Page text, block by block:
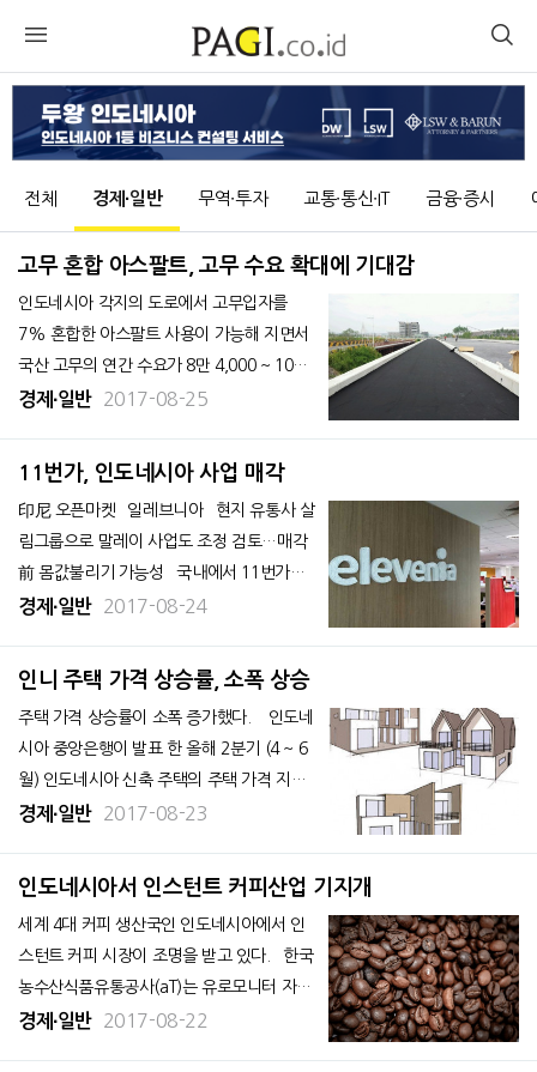
전체 경제∙일반 무역∙투자 교통∙통신∙IT 금융∙증시
고무 혼합 아스팔트, 고무 수요 확대에 기대감
인도네시아 각지의 도로에서 고무입자를
7% 혼합한 아스팔트 사용이 가능해 지면서
국산 고무의 연간 수요가 8만 4,000 ~ 10만
5,000 톤으로 확대될 전망이다. 현재 고무 입
향후 정부가 대통령령으로 제정할 방침이다.
고르 지역의
경제∙일반 2017-08-25
11번가, 인도네시아 사업 매각
印尼 오픈마켓 `일레브니아` 현지 유통사 살
림그룹으로 말레이 사업도 조정 검토…매각
前 몸값불리기 가능성 국내에서 11번가를
운영하는 SK플래닛이 해외사업 구조조정에
사업을 접기로 했으며 적자가 나는 다른 국가
다. 특히 SK플래닛은 롯데
경제∙일반 2017-08-24
인니 주택 가격 상승률, 소폭 상승
주택 가격 상승률이 소폭 증가했다. 인도네
시아 중앙은행이 발표 한 올해 2분기 (4 ~ 6
월) 인도네시아 신축 주택의 주택 가격 지수
(IHPR 2002 년=100)가 전년 동기 대비 3.1
분기 의 2.62 %에서 증가했다고 현지 언론
경제∙일반 2017-08-23
인도네시아서 인스턴트 커피산업 기지개
세계 4대 커피 생산국인 인도네시아에서 인
스턴트 커피 시장이 조명을 받고 있다. 한국
농수산식품유통공사(aT)는 유로모니터 자료
를 인용해 인도네시아 커피시장의 규모가 20
경제∙일반 2017-08-22